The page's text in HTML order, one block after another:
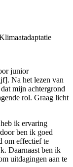
junior
Na het lezen van
mijn achtergrond
rol. Graag licht
ik ervaring
ben ik goed
om effectief te
Daarnaast ben ik
uitdagingen aan te